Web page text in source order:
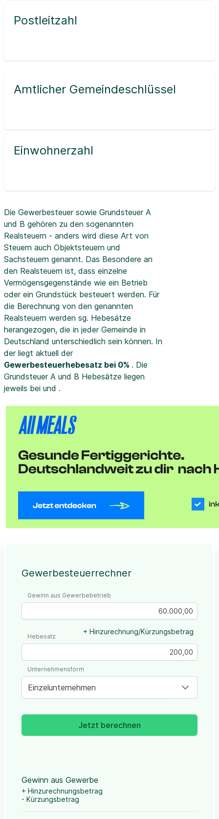
Postleitzahl
Amtlicher Gemeindeschlüssel
Einwohnerzahl
Die Gewerbesteuer sowie Grundsteuer A
und B gehören zu den sogenannten
Realsteuern - anders wird diese Art von
Steuern auch Objektsteuern und
Sachsteuern genannt. Das Besondere an
den Realsteuern ist, dass einzelne
Vermögensgegenstände wie ein Betrieb
oder ein Grundstück besteuert werden. Für
die Berechnung von den genannten
Realsteuern werden sg. Hebesätze
herangezogen, die in jeder Gemeinde in
Deutschland unterschiedlich sein können. In
der liegt aktuell der
Gewerbesteuerhebesatz bei 0% . Die
Grundsteuer A und B Hebesätze liegen
jeweils bei und .
Gewerbesteuerrechner
Gewinn aus Gewerbebetrieb
+ Hinzurechnung/Kürzungsbetrag
Hebesatz
Einzelunternehmen
Unternehmensform
Jetzt berechnen
Gewinn aus Gewerbe
+ Hinzurechnungsbetrag
- Kürzungsbetrag